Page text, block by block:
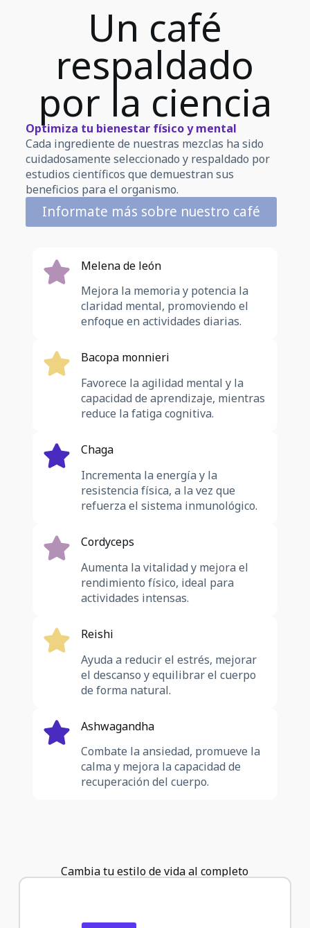
Un café
respaldado
por la ciencia
Optimiza tu bienestar físico y mental
Cada ingrediente de nuestras mezclas ha sido
cuidadosamente seleccionado y respaldado por
estudios científicos que demuestran sus
beneficios para el organismo.
Informate más sobre nuestro café
Melena de león
Mejora la memoria y potencia la
claridad mental, promoviendo el
enfoque en actividades diarias.
Bacopa monnieri
Favorece la agilidad mental y la
capacidad de aprendizaje, mientras
reduce la fatiga cognitiva.
Chaga
Incrementa la energía y la
resistencia física, a la vez que
refuerza el sistema inmunológico.
Cordyceps
Aumenta la vitalidad y mejora el
rendimiento físico, ideal para
actividades intensas.
Reishi
Ayuda a reducir el estrés, mejorar
el descanso y equilibrar el cuerpo
de forma natural.
Ashwagandha
Combate la ansiedad, promueve la
calma y mejora la capacidad de
recuperación del cuerpo.
Cambia tu estilo de vida al completo